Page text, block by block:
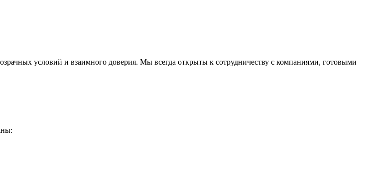
условий и взаимного доверия. Мы всегда открыты к сотрудничеству с компаниями, готовыми